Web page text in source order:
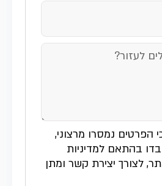
הפרטים נמסרו מרצוני,
בהתאם למדיניות
לצורך יצירת קשר ומתן